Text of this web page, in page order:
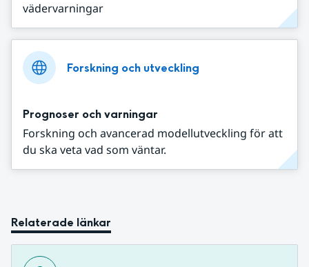
vädervarningar
Forskning och utveckling
Prognoser och varningar
Forskning och avancerad modellutveckling för att
du ska veta vad som väntar.
Relaterade länkar